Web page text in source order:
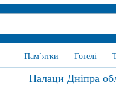
Пам`ятки — Готелі —
Палаци Дніпра